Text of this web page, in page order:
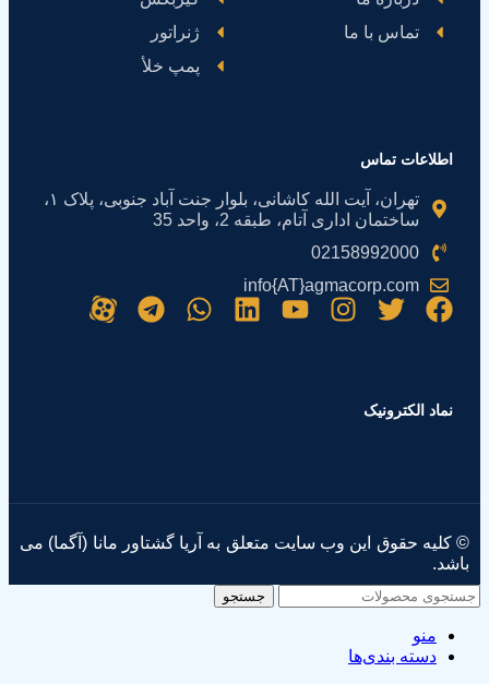
تماس با ما
ژنراتور
پمپ خلأ
اطلاعات تماس
تهران، آیت الله کاشانی، بلوار جنت آباد جنوبی، پلاک ۱،
ساختمان اداری آتام، طبقه 2، واحد 35
02158992000
info{AT}agmacorp.com
نماد الکترونیک
© کلیه حقوق این وب سایت متعلق به آریا گشتاور مانا (آگما) می
باشد.
جستجو
منو
دسته بندی‌ها